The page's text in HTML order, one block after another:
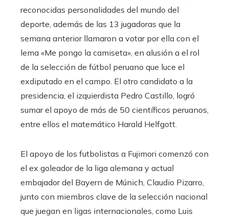
reconocidas personalidades del mundo del
deporte, además de las 13 jugadoras que la
semana anterior llamaron a votar por ella con el
lema «Me pongo la camiseta», en alusión a el rol
de la selección de fútbol peruano que luce el
exdiputado en el campo. El otro candidato a la
presidencia, el izquierdista Pedro Castillo, logró
sumar el apoyo de más de 50 científicos peruanos,
entre ellos el matemático Harald Helfgott.
El apoyo de los futbolistas a Fujimori comenzó con
el ex goleador de la liga alemana y actual
embajador del Bayern de Múnich, Claudio Pizarro,
junto con miembros clave de la selección nacional
que juegan en ligas internacionales, como Luis